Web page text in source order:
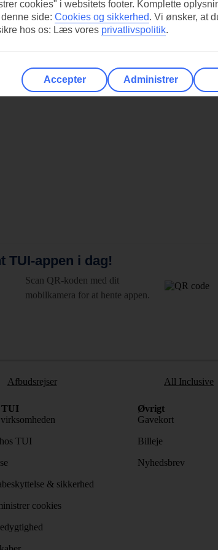
TUI-appen i dag!
Scan QR-koden med dit
mobilkamera for at hente appen.
Afbudsrejser All Inclusive
TUI
TUI
& sikkerhed
cookies
Øvrigt
Gavekort
Billeje
Nyhedsbrev
cookies" i websitets footer. Komplette
side: Cookies og sikkerhed. Vi ønsker, at
hos os: Læs vores privatlivspolitik.
Accepter Administrer